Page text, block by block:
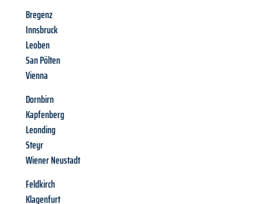
Bregenz
Innsbruck
Leoben
San Pölten
Vienna
Dornbirn
Kapfenberg
Leonding
Steyr
Wiener Neustadt
Feldkirch
Klagenfurt